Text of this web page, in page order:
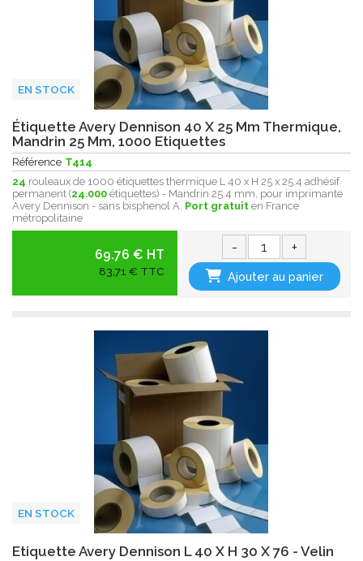
EN STOCK
Étiquette Avery Dennison 40 X 25 Mm Thermique,
Mandrin 25 Mm, 1000 Etiquettes
Référence T414
24 rouleaux de 1000 étiquettes thermique L 40 x H 25 x 25.4 adhésif
permanent (24.000 étiquettes) - Mandrin 25.4 mm, pour imprimante
Avery Dennison - sans bisphenol A. Port gratuit en France
métropolitaine
69.76 € HT
83,71 € TTC
- +
Ajouter au panier
EN STOCK
Etiquette Avery Dennison L 40 X H 30 X 76 - Velin